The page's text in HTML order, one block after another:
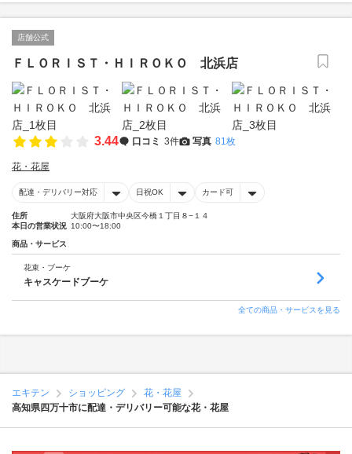
店舗公式
ＦＬＯＲＩＳＴ・ＨＩＲＯＫＯ 北浜店
3.44 口コミ 3件 写真 81枚
花・花屋
配達・デリバリー対応 日祝OK カード可
住所
大阪府大阪市中央区今橋１丁目８−１４
本日の営業状況 10:00〜18:00
商品・サービス
花束・ブーケ
キャスケードブーケ
全ての商品・サービスを見る
エキテン ショッピング
花・花屋
高知県四万十市に配達・デリバリー可能な花・花屋